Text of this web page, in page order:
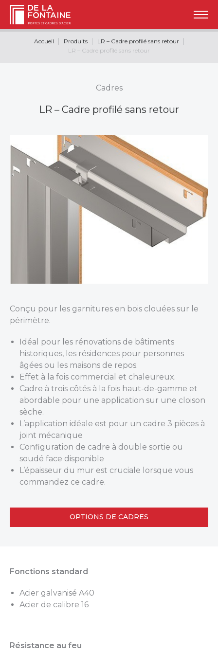
Accueil Produits
LR – Cadre profilé sans retour
LR – Cadre profilé sans retour
Cadres
LR – Cadre profilé sans retour
Conçu pour les garnitures en bois clouées sur le
périmètre.
Idéal pour les rénovations de bâtiments
historiques, les résidences pour personnes
âgées ou les maisons de repos.
Effet à la fois commercial et chaleureux.
Cadre à trois côtés à la fois haut-de-gamme et
abordable pour une application sur une cloison
sèche.
L’application idéale est pour un cadre 3 pièces à
joint mécanique
Configuration de cadre à double sortie ou
soudé face disponible
L’épaisseur du mur est cruciale lorsque vous
commandez ce cadre.
OPTIONS DE CADRES
Fonctions standard
Acier galvanisé A40
Acier de calibre 16
Résistance au feu